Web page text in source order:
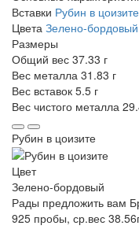
Вставки Рубин в цоизите
Цвета Зелено-бордовый
Размеры
Общий вес 37.33 г
Вес металла 31.83 г
Вес вставок 5.5 г
Вес чистого металла
Рубин в цоизите
Цвет
Зелено-бордовый
Рады предложить вам
925 пробы, ср.вес